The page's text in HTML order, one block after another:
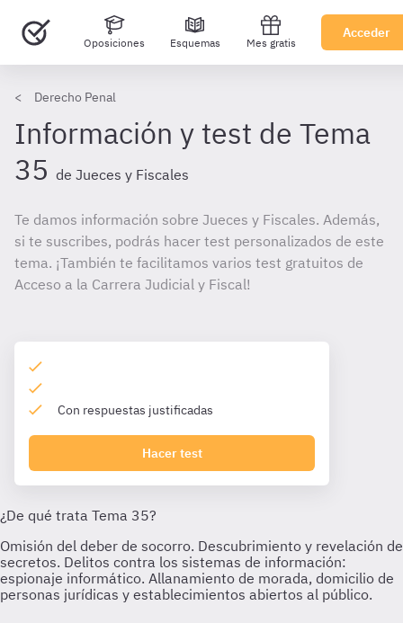
Oposiciones Esquemas Mes gratis
Acceder
Derecho Penal
Información y test de Tema
35 de Jueces y Fiscales
Te damos información sobre Jueces y Fiscales. Además,
si te suscribes, podrás hacer test personalizados de este
tema. ¡También te facilitamos varios test gratuitos de
Acceso a la Carrera Judicial y Fiscal!
Con respuestas justificadas
Hacer test